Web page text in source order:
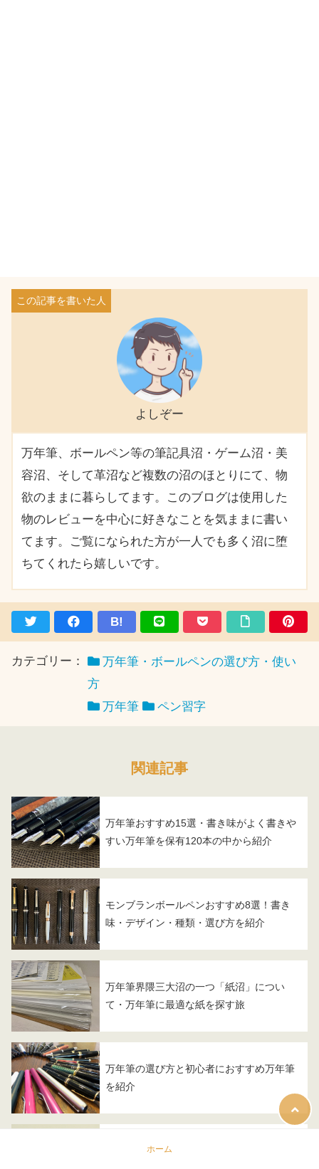
よしぞー
万年筆、ボールペン等の筆記具沼・ゲーム沼・美
容沼、そして革沼など複数の沼のほとりにて、物
欲のままに暮らしてます。このブログは使用した
物のレビューを中心に好きなことを気ままに書い
てます。ご覧になられた方が一人でも多く沼に堕
ちてくれたら嬉しいです。
B!
カテゴリー：
万年筆・ボールペンの選び方・使い
方
万年筆
ペン習字
関連記事
万年筆おすすめ15選・書き味がよく書きや
すい万年筆を保有120本の中から紹介
モンブランボールペンおすすめ8選！書き
味・デザイン・種類・選び方を紹介
万年筆界隈三大沼の一つ「紙沼」につい
て・万年筆に最適な紙を探す旅
万年筆の選び方と初心者におすすめ万年筆
を紹介
ペリカン万年筆スーべレーンの洗浄（洗い
ホーム